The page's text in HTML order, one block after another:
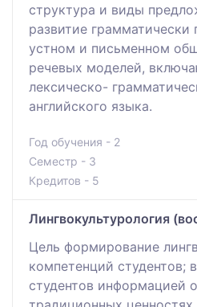
структура и виды
развитие грамматически
устном и письменном
речевых моделей,
лексическо-
английского языка.
Год обучения - 2
Семестр - 3
Кредитов - 5
Лингвокультурология
Цель формирование
компетенций студентов;
студентов информацией